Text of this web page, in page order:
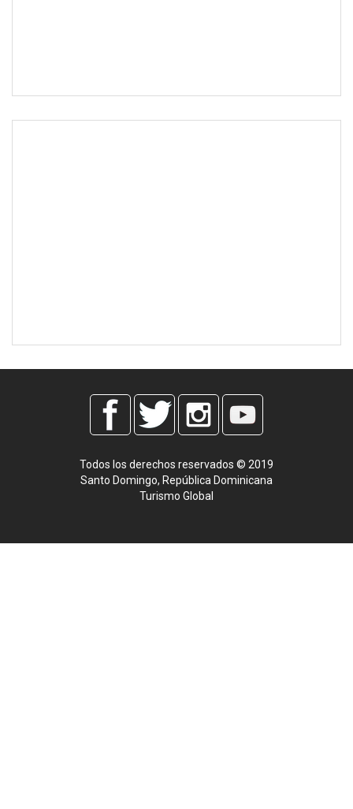
Todos los derechos reservados © 2019
Santo Domingo, República Dominicana
Turismo Global